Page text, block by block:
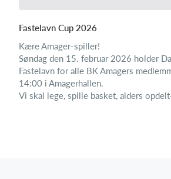
Fastelavn Cup 2026
Kære Amager-spiller!
Søndag den 15. februar 2026 holder
Fastelavn for alle BK Amagers
14:00 i Amagerhallen.
Vi skal lege, spille basket, alders